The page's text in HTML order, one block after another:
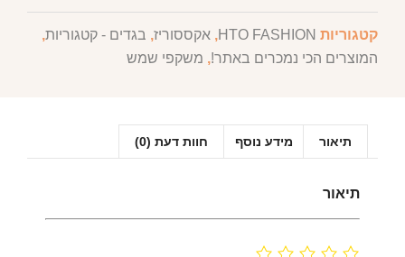
קטגוריות HTO FASHION
, אקססוריז, בגדים - קטגוריות,
המוצרים הכי נמכרים באתר!, משקפי שמש
תיאור מידע נוסף חוות דעת (0)
תיאור